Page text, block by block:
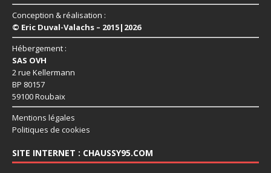
Conception & réalisation :
© Eric Duval-Valachs – 2015|2026
Hébergement :
SAS OVH
2 rue Kellermann
BP 80157
59100 Roubaix
Mentions légales
Politiques de cookies
SITE INTERNET : CHAUSSY95.COM